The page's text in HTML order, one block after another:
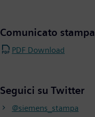
Comunicato stampa
PDF Download
Seguici su Twitter
@siemens_stampa